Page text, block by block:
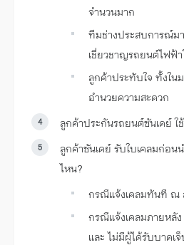
จำนวนมาก
ทีมช่างประสบการณ์ม
เชี่ยวชาญรถยนต์ไฟฟ้า
ลูกค้าประทับใจ ทั้งใน
อำนวยความสะดวก
ลูกค้าประกันรถยนต์ซันเดย์ ใ
ลูกค้าซันเดย์ รับใบเคลมก่อน
ไหน?
กรณีแจ้งเคลมทันที ณ
กรณีแจ้งเคลมภายหลั
และ ไม่มีผู้ได้รับบาดเ